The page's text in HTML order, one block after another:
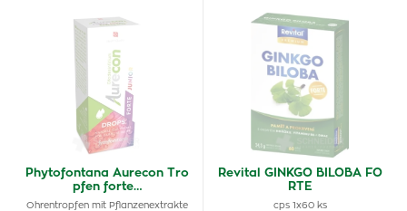
Phytofontana Aurecon Tro
pfen forte…
Ohrentropfen mit Pflanzenextrakte
Revital GINKGO BILOBA FO
RTE
cps 1x60 ks